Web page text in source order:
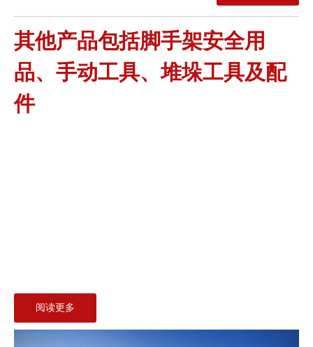
其他产品包括脚手架安全用
品、手动工具、堆垛工具及配
件
阅读更多